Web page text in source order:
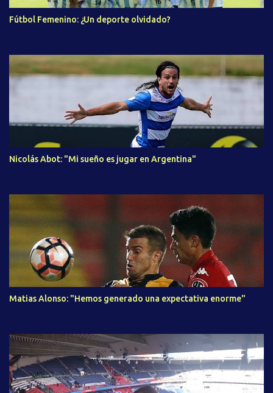
Fútbol Femenino: ¿Un deporte olvidado?
Nicolás Abot: "Mi sueño es jugar en Argentina"
Matias Alonso: "Hemos generado una expectativa enorme"